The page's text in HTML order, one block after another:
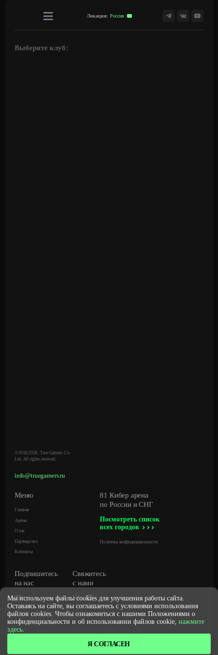
Мы используем файлы cookies для улучшения работы сайта.
Оставаясь на сайте, вы соглашаетесь с условиями использования
файлов cookies. Чтобы ознакомиться с нашими Положениями о
конфиденциальности и об использовании файлов cookie, нажмите
здесь.
Я СОГЛАСЕН
Локация: Россия
Выберите клуб:
©2018-2026. True Gamers Co.
Ltd. All rights reserved.
info@truegamers.ru
Меню
Главная
Арены
О нас
Партнерство
Контакты
81 Кибер арена
по России и СНГ
Посмотреть список
всех городов
Политика конфиденциальности
Подпишитесь
на нас
Свяжитесь
с нами
Общество с ограниченной ответственностью «ТРУ ГЕЙМЕРС»
ИНН / КПП 5018206227 / 501801001
ОГРН 1205000114626
141080, Московская обл., гор. Королев, пр-т Королева, 5д, пом. 69